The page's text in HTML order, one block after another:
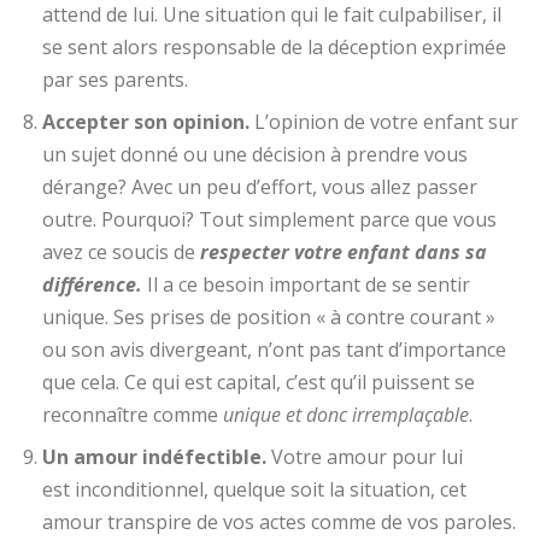
attend de lui. Une situation qui le fait culpabiliser, il
se sent alors responsable de la déception exprimée
par ses parents.
Accepter son opinion. L’opinion de votre enfant sur
un sujet donné ou une décision à prendre vous
dérange? Avec un peu d’effort, vous allez passer
outre. Pourquoi? Tout simplement parce que vous
avez ce soucis de respecter votre enfant dans sa
différence. Il a ce besoin important de se sentir
unique. Ses prises de position « à contre courant »
ou son avis divergeant, n’ont pas tant d’importance
que cela. Ce qui est capital, c’est qu’il puissent se
reconnaître comme unique et donc irremplaçable.
Un amour indéfectible.Votre amour pour lui
est inconditionnel, quelque soit la situation, cet
amour transpire de vos actes comme de vos paroles.